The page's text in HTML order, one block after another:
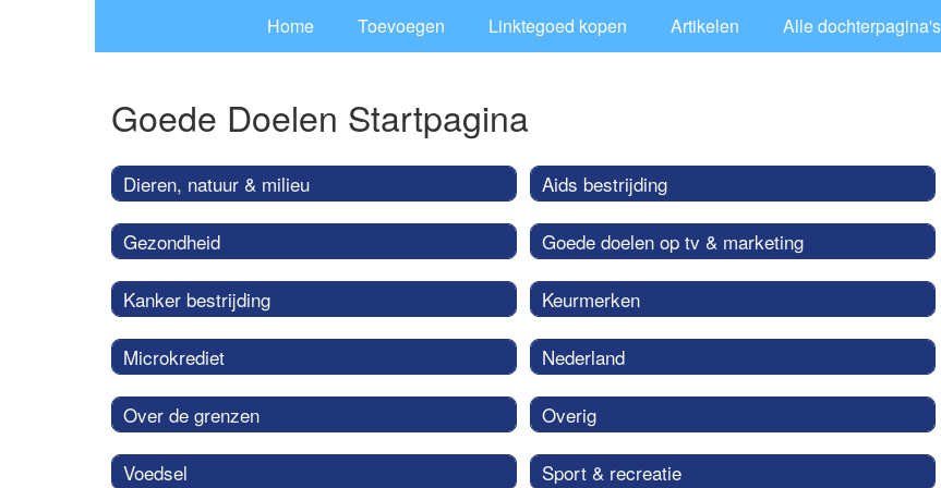
Home Toevoegen Linktegoed kopen Artikelen Alle dochterpagina's
Goede Doelen Startpagina
Dieren, natuur & milieu
Gezondheid
Kanker bestrijding
Microkrediet
Over de grenzen
Voedsel
Aids bestrijding
Goede doelen op tv & marketing
Keurmerken
Nederland
Overig
Sport & recreatie